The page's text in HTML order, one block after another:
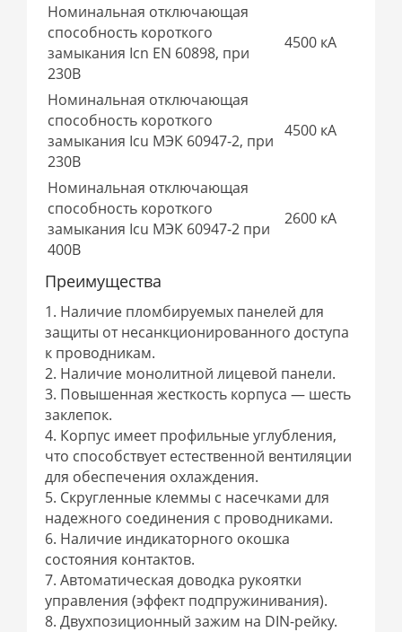
Номинальная отключающая
способность короткого
замыкания Icn EN 60898, при
230В
4500 кА
Номинальная отключающая
способность короткого
замыкания Icu МЭК 60947-2, при
230В
4500 кА
Номинальная отключающая
способность короткого
замыкания Icu МЭК 60947-2 при
400В
2600 кА
Преимущества
1. Наличие пломбируемых панелей для
защиты от несанкционированного доступа
к проводникам.
2. Наличие монолитной лицевой панели.
3. Повышенная жесткость корпуса — шесть
заклепок.
4. Корпус имеет профильные углубления,
что способствует естественной вентиляции
для обеспечения охлаждения.
5. Cкругленные клеммы с насечками для
надежного соединения с проводниками.
6. Наличие индикаторного окошка
состояния контактов.
7. Автоматическая доводка рукоятки
управления (эффект подпружинивания).
8. Двухпозиционный зажим на DIN-рейку.